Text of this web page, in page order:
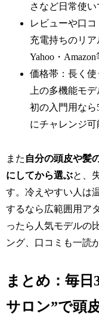
さなど日常使
レビューや口コ
充電持ちのリア
Yahoo・
価格帯：長く使
上の多機能モ
初の入門用なら
にチャレンジ可
また 自分の頭皮や髪
にしてから選ぶと、
す。冷えやすい人は
するなら広範囲用ア
ったら人気モデルの
ング、口コミも一読
まとめ：毎日
サロン”で頭